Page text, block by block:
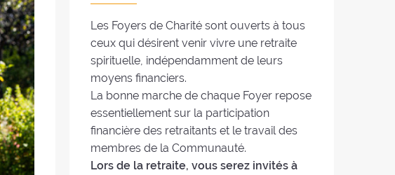
Les Foyers de Charité sont ouverts à tous
ceux qui désirent venir vivre une retraite
spirituelle, indépendamment de leurs
moyens financiers.
La bonne marche de chaque Foyer repose
essentiellement sur la participation
financière des retraitants et le travail des
membres de la Communauté.
Lors de la retraite, vous serez invités à